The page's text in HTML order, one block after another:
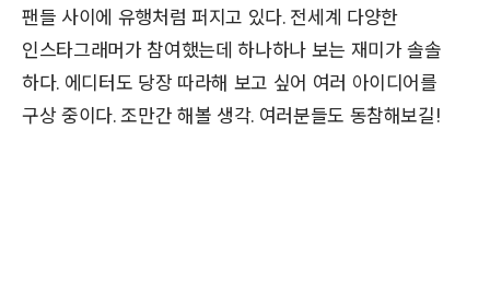
팬들 사이에 유행처럼 퍼지고 있다. 전세계 다양한
인스타그래머가 참여했는데 하나하나 보는 재미가 솔솔
하다. 에디터도 당장 따라해 보고 싶어 여러 아이디어를
구상 중이다. 조만간 해볼 생각. 여러분들도 동참해보길!